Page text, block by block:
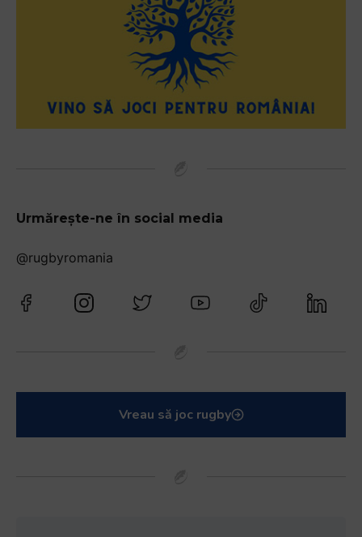
Urmărește-ne în social media
@rugbyromania
Vreau să joc rugby